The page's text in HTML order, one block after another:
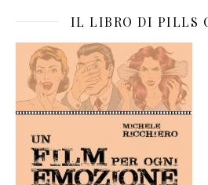
IL LIBRO DI PILLS